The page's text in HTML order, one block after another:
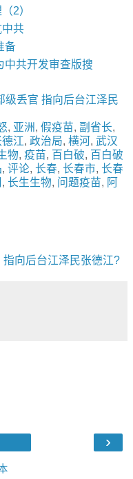
2）
共
备
中共开发审查版搜
级丢官 指向后台江泽民
, 亚洲, 假疫苗, 副省长,
德江, 政治局, 横河, 武汉
物, 疫苗, 百白破, 百白破
, 评论, 长春, 长春市, 长春
, 长生生物, 问题疫苗, 阿
向后台江泽民张德江?
›